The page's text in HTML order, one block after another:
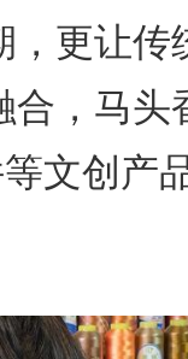
，更让传
合，马头
文创产